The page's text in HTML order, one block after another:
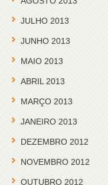
JULHO 2013
JUNHO 2013
MAIO 2013
ABRIL 2013
MARÇO 2013
JANEIRO 2013
DEZEMBRO 2012
NOVEMBRO 2012
OUTUBRO 2012